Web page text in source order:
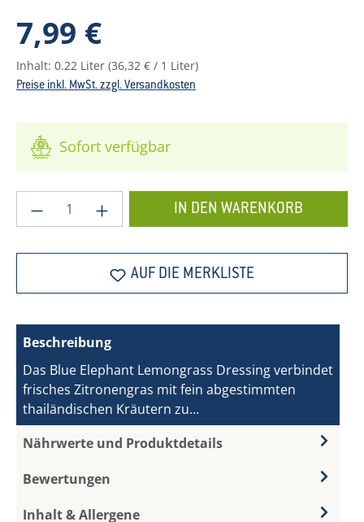
Regulärer Preis:
7,99 €
Inhalt: 0.22 Liter (36,32 € / 1 Liter)
Preise inkl. MwSt. zzgl. Versandkosten
Sofort verfügbar
Produkt Anzahl: Gib den gewünschten
IN DEN WARENKORB
AUF DIE MERKLISTE
Beschreibung
Das Blue Elephant Lemongrass Dressing verbindet
frisches Zitronengras mit fein abgestimmten
thailändischen Kräutern zu…
Nährwerte und Produktdetails
Bewertungen
Inhalt & Allergene